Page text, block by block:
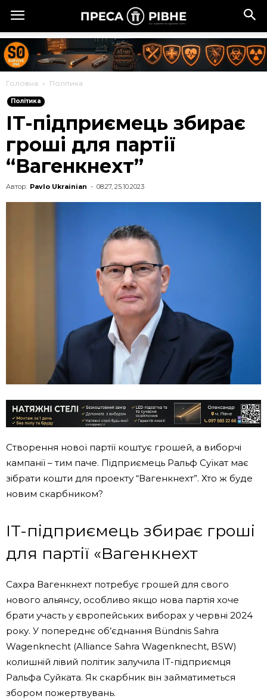
Головна Політика
Політика
IT-підприємець збирає
гроші для партії
“Вагенкнехт”
Автор: Pavlo Ukrainian - 08:27, 25.10.2023
Створення нової партії коштує грошей, а виборчі
кампанії – тим паче. Підприємець Ральф Суїкат має
зібрати кошти для проекту “Вагенкнехт”. Хто ж буде
новим скарбником?
IT-підприємець збирає гроші
для партії «Вагенкнехт
Сахра Вагенкнехт потребує грошей для свого
нового альянсу, особливо якщо нова партія хоче
брати участь у європейських виборах у червні 2024
року. У попереднє об’єднання Bündnis Sahra
Wagenknecht (Alliance Sahra Wagenknecht, BSW)
колишній лівий політик залучила IT-підприємця
Ральфа Суйката. Як скарбник він займатиметься
збором пожертвувань.